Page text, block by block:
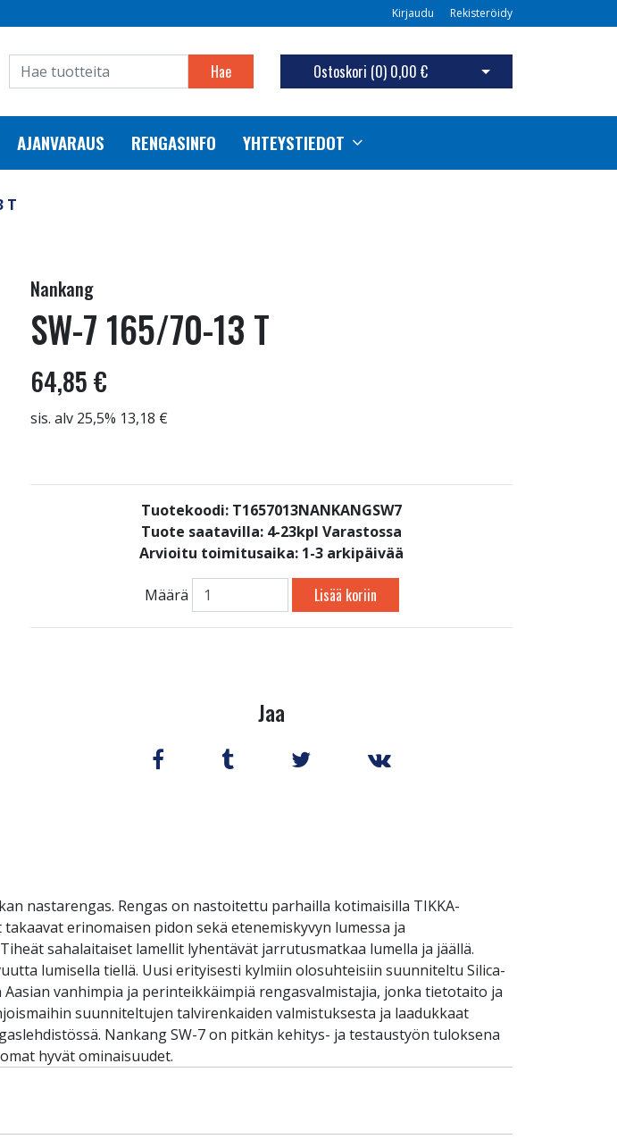
Kirjaudu Rekisteröidy
Hae Ostoskori (0) 0,00 € Avaa ostoskori
AJANVARAUS RENGASINFO YHTEYSTIEDOT
T
Nankang
SW-7 165/70-13 T
64,85 €
sis. alv 25,5% 13,18 €
Tuotekoodi: T1657013NANKANGSW7
Tuote saatavilla: 4-23kpl Varastossa
Arvioitu toimitusaika: 1-3 arkipäivää
Määrä Lisää koriin
Jaa
nastarengas. Rengas on nastoitettu parhailla kotimaisilla TIKKA-
erinomaisen pidon sekä etenemiskyvyn lumessa ja
sahalaitaiset lamellit lyhentävät jarrutusmatkaa lumella ja jäällä.
lumisella tiellä. Uusi erityisesti kylmiin olosuhteisiin suunniteltu Silica-
vanhimpia ja perinteikkäimpiä rengasvalmistajia, jonka tietotaito ja
suunniteltujen talvirenkaiden valmistuksesta ja laadukkaat
Nankang SW-7 on pitkän kehitys- ja testaustyön tuloksena
hyvät ominaisuudet.